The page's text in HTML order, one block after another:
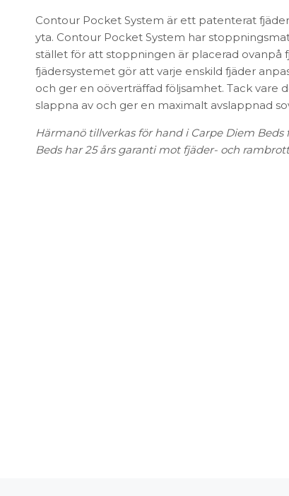
Bokhyllor
Byråer
Mediabänkar
Sideboards
Skåp & Vitrin
Vägghyllor
Sko- & hatthyllor
Speglar
Trädgård
Vaser & Krukor
SOVRUM
Sängbord
Kuddar & täcken
Contour Pocket System är ett patenterat
yta. Contour Pocket System har
stället för att stoppningen är placerad ovanpå
fjädersystemet gör att varje enskild fjäder
och ger en oöverträffad följsamhet. Tack vare
slappna av och ger en maximalt avslappnad
Härmanö tillverkas för hand i Carpe Diem Beds
Beds har 25 års garanti mot fjäder- och